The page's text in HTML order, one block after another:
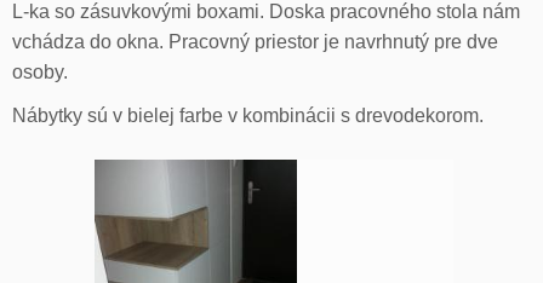
L-ka so zásuvkovými boxami. Doska pracovného stola nám
vchádza do okna. Pracovný priestor je navrhnutý pre dve
osoby.
Nábytky sú v bielej farbe v kombinácii s drevodekorom.